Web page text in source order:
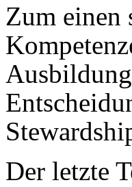
Zum einen
Der letzte